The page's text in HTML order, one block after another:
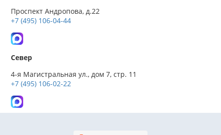
Проспект Андропова, д.22
+7 (495) 106-04-44
Север
4-я Магистральная ул., дом 7, стр. 11
+7 (495) 106-02-22